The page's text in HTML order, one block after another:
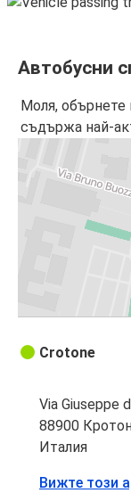
Автобусни
Моля,
съдържа най-
Crotone
Via Giuseppe
88900
Италия
Вижте този